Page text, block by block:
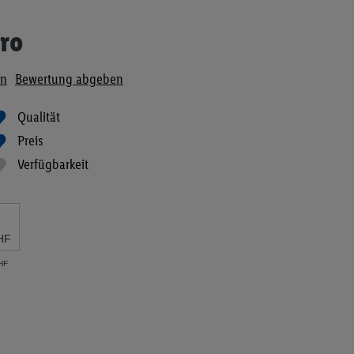
Bewertung abgeben
Qualität
Preis
Verfügbarkeit